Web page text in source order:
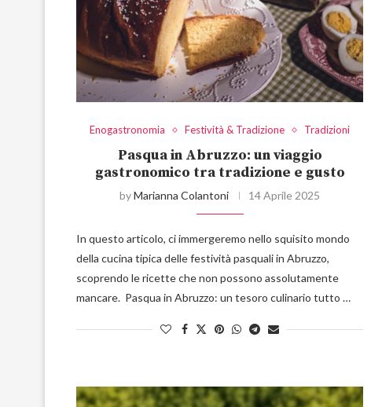
Enogastronomia Festività & Tradizione Tradizioni
Pasqua in Abruzzo: un viaggio
gastronomico tra tradizione e gusto
byMarianna Colantoni 14 Aprile 2025
In questo articolo, ci immergeremo nello squisito mondo
della cucina tipica delle festività pasquali in Abruzzo,
scoprendo le ricette che non possono assolutamente
mancare. Pasqua in Abruzzo: un tesoro culinario tutto …